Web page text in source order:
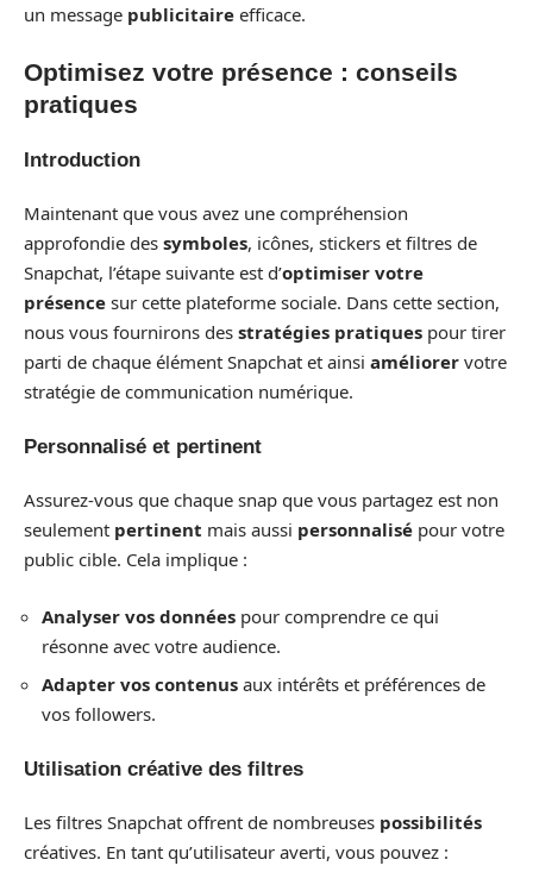
un message publicitaire efficace.
Optimisez votre présence : conseils
pratiques
Introduction
Maintenant que vous avez une compréhension
approfondie des symboles, icônes, stickers et filtres de
Snapchat, l’étape suivante est d’optimiser votre
présence sur cette plateforme sociale. Dans cette section,
nous vous fournirons des stratégies pratiques pour tirer
parti de chaque élément Snapchat et ainsi améliorer votre
stratégie de communication numérique.
Personnalisé et pertinent
Assurez-vous que chaque snap que vous partagez est non
seulement pertinent mais aussi personnalisé pour votre
public cible. Cela implique :
Analyser vos données pour comprendre ce qui
résonne avec votre audience.
Adapter vos contenus aux intérêts et préférences de
vos followers.
Utilisation créative des filtres
Les filtres Snapchat offrent de nombreuses possibilités
créatives. En tant qu’utilisateur averti, vous pouvez :